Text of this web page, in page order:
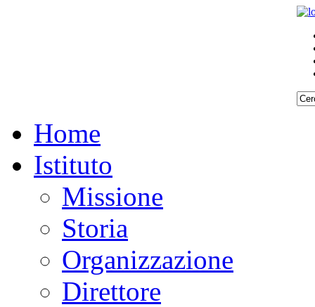
Home
Istituto
Missione
Storia
Organizzazione
Direttore